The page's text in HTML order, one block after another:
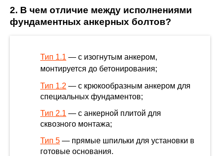
2. В чем отличие между исполнениями
фундаментных анкерных болтов?
Тип 1.1 — с изогнутым анкером,
монтируется до бетонирования;
Тип 1.2 — с крюкообразным анкером для
специальных фундаментов;
Тип 2.1 — с анкерной плитой для
сквозного монтажа;
Тип 5 — прямые шпильки для установки в
готовые основания.